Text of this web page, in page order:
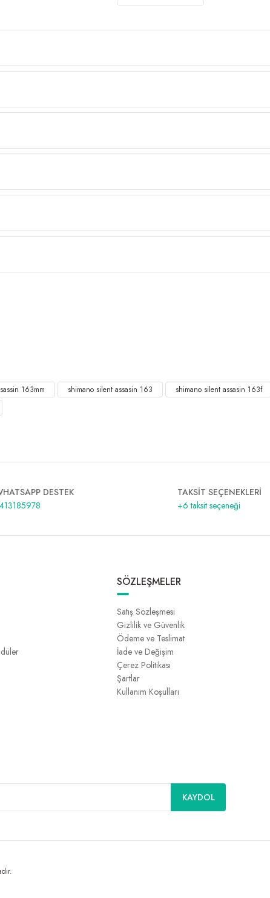
₺ 1.303,00 ₺
163mm shimano silent assasin 163 shimano silent assasin 163f
DESTEK
TAKSİT SEÇENEKLERİ
+6 taksit seçeneği
SÖZLEŞMELER
Satış Sözleşmesi
Gizlilik ve Güvenlik
Ödeme ve Teslimat
İade ve Değişim
Çerez Politikası
Şartlar
Kullanım Koşulları
KAYDOL